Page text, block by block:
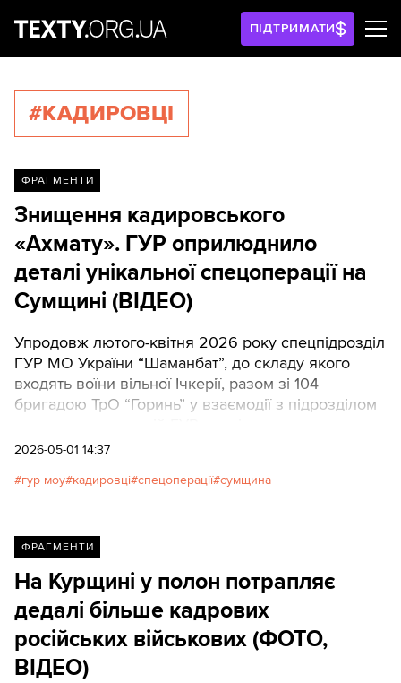
ПІДТРИМАТИ
#КАДИРОВЦІ
ФРАГМЕНТИ
Знищення кадировського
«Ахмату». ГУР оприлюднило
деталі унікальної спецоперації на
Сумщині (ВІДЕО)
Упродовж лютого-квітня 2026 року спецпідрозділ
ГУР МО України “Шаманбат”, до складу якого
входять воїни вільної Ічкерії, разом зі 104
бригадою ТрО “Горинь” у взаємодії з підрозділом
комплексну операцію зі знищення найманців
України на Сумському напрямку.
2026-05-01 14:37
гур моу кадировці спецоперації сумщина
ФРАГМЕНТИ
На Курщині у полон потрапляє
дедалі більше кадрових
російських військових (ФОТО,
ВІДЕО)